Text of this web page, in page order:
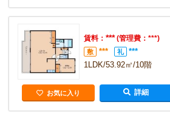
賃料： ***(管理費：***)
敷 *** 礼
***
1LDK/53.92㎡/10階
お気に入り 詳細